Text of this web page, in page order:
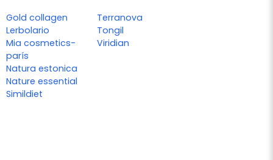
Gold collagen
Lerbolario
Mia cosmetics-
parís
Natura estonica
Nature essential
Simildiet
Terranova
Tongil
Viridian